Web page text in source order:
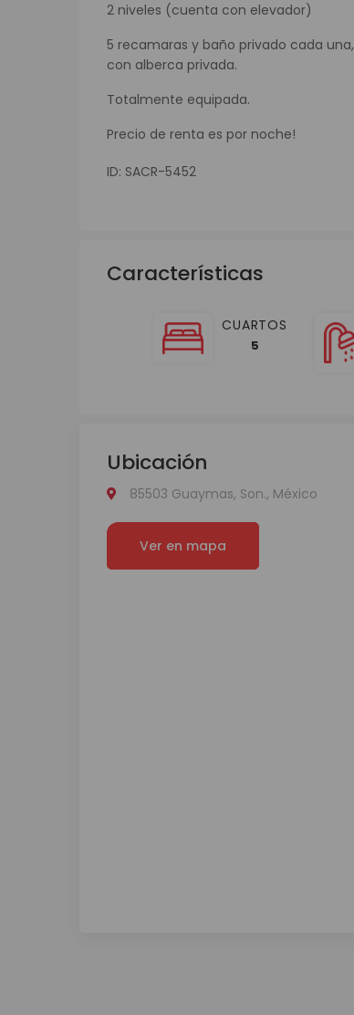
2 niveles (cuenta con elevador)
5 recamaras y baño privado cada
con alberca privada.
Totalmente equipada.
Precio de renta es por noche!
ID: SACR-5452
Características
CUARTOS
5
Ubicación
85503 Guaymas, Son., México
Ver en mapa